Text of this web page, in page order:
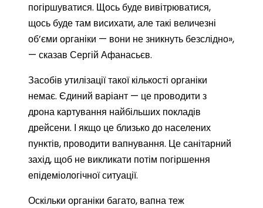
погіршуватися. Щось буде вивітрюватися,
щось буде там висихати, але такі величезні
об’єми органіки — вони не зникнуть безслідно»,
— сказав Сергій Афанасьєв.
Засобів утилізації такої кількості органіки
немає. Єдиний варіант — це проводити з
дрона картування найбільших покладів
дрейсени. І якщо це близько до населених
пунктів, проводити вапнування. Це санітарний
захід, щоб не викликати потім погіршення
епідеміологічної ситуації.
Оскільки органіки багато, вапна теж